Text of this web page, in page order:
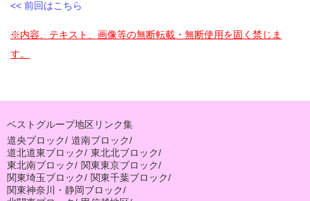
<< 前回はこちら
※内容、テキスト、画像等の無断転載・無断使用を固く禁じま
す。
ベストグループ地区リンク集
道央ブロック/ 道南ブロック/
道北道東ブロック/ 東北北ブロック/
東北南ブロック/ 関東東京ブロック/
関東埼玉ブロック/ 関東千葉ブロック/
関東神奈川・静岡ブロック/